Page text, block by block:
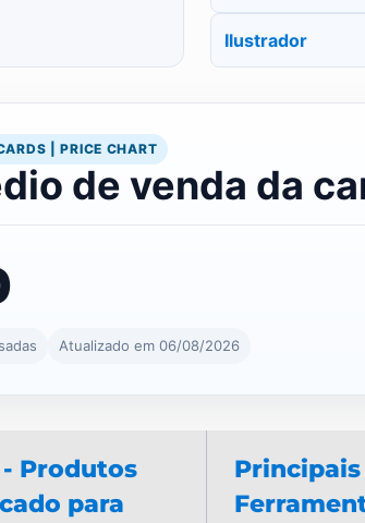
Ilustrador
| PRICE CHART
de venda da
Atualizado em 06/08/2026
Produtos
para